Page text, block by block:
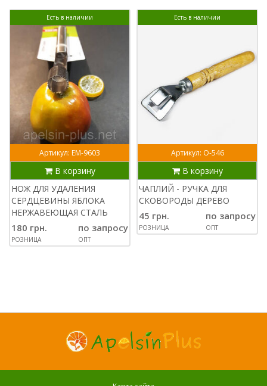
Есть в наличии
Артикул: ЕМ-9603
В корзину
НОЖ ДЛЯ УДАЛЕНИЯ
СЕРДЦЕВИНЫ ЯБЛОКА
НЕРЖАВЕЮЩАЯ СТАЛЬ
180 грн.
РОЗНИЦА
по запросу
ОПТ
Есть в наличии
Артикул: О-546
В корзину
ЧАПЛИЙ - РУЧКА ДЛЯ
СКОВОРОДЫ ДЕРЕВО
45 грн.
РОЗНИЦА
по запросу
ОПТ